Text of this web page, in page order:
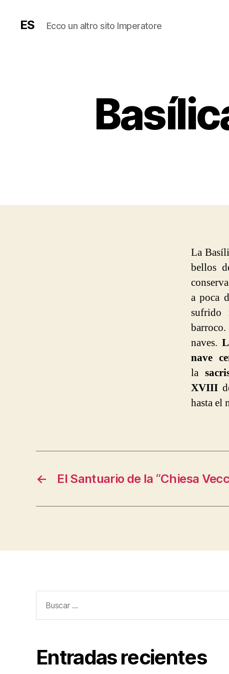
ES Ecco un altro sito Imperatore
La
bellos
a poca
sufrido
naves.
nave
la
XVIII
hasta el
← El Santuario de la “Chiesa
Entradas recientes